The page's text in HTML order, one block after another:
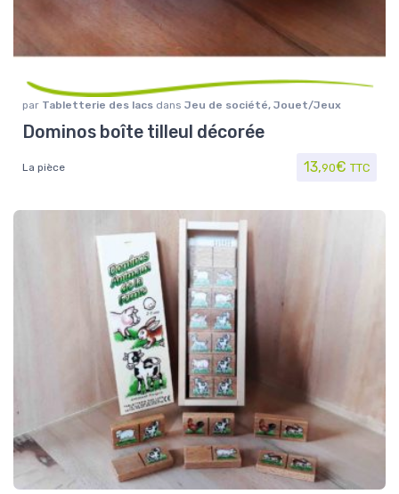
par Tabletterie des lacs dans Jeu de société, Jouet/Jeux
Dominos boîte tilleul décorée
La pièce 13,90€ TTC